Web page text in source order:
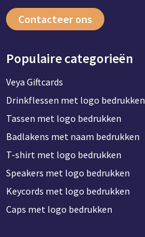
Contacteer ons
Populaire categorieën
Veya Giftcards
Drinkflessen met logo bedrukken
Tassen met logo bedrukken
Badlakens met naam bedrukken
T-shirt met logo bedrukken
Speakers met logo bedrukken
Keycords met logo bedrukken
Caps met logo bedrukken